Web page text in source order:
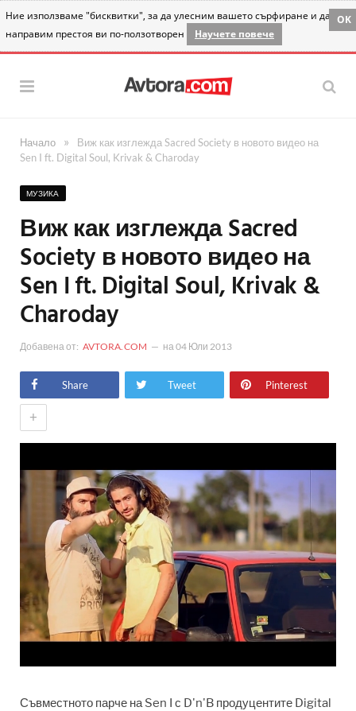
Ние използваме "бисквитки", за да улесним вашето сърфиране и да
направим престоя ви по-ползотворен
Научете повече
OK
Начало »
Виж как изглежда Sacred Society в новото видео на
Sen I ft. Digital Soul, Krivak & Charoday
МУЗИКА
Виж как изглежда Sacred
Society в новото видео на
Sen I ft. Digital Soul, Krivak &
Charoday
Добавена от: AVTORA.COM на04 Юли 2013
Share Tweet Pinterest
+
Съвместното парче на Sen I с D'n'B продуцентите Digital